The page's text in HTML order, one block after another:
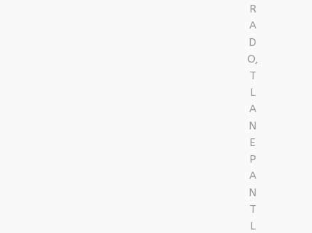
R
A
D
O,
T
L
A
N
E
P
A
N
T
L